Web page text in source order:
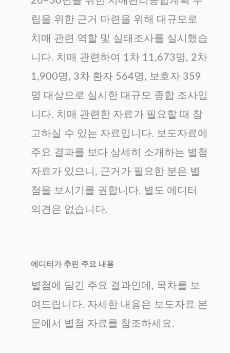
립을 위한 근거 마련을 위해 대규모로
치매 관련 역할 및 실태조사를 실시했습
니다. 치매 관련하여 1차 11,673명, 2차
1,900명, 3차 환자 564명, 보호자 359
명 대상으로 실시한 대규모 종합 조사입
니다. 치매 관련한 자료가 필요할 때 참
고하실 수 있는 자료입니다. 보도자료에
주요 결과를 보다 상세히 소개하는 별첨
자료가 있으니, 근거가 필요한 분은 별
첨을 보시기를 권합니다. 별도 에디터
의견은 없습니다.
에디터가 추린 주요 내용
별첨에 담긴 주요 결과인데, 목차를 보
여드립니다. 자세한 내용은 보도자료 본
문에서 별첨 자료를 참조하세요.